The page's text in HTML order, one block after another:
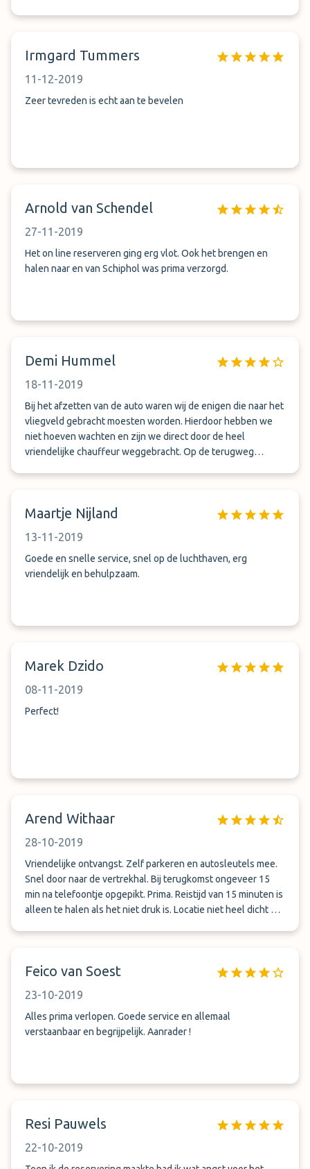
Irmgard Tummers
11-12-2019
Zeer tevreden is echt aan te bevelen
Arnold van Schendel
27-11-2019
Het on line reserveren ging erg vlot. Ook het brengen en
halen naar en van Schiphol was prima verzorgd.
Demi Hummel
18-11-2019
Bij het afzetten van de auto waren wij de enigen die naar het
vliegveld gebracht moesten worden. Hierdoor hebben we
niet hoeven wachten en zijn we direct door de heel
vriendelijke chauffeur weggebracht. Op de terugweg
vertrokken toen we al buiten stonden te wachten en
Begrijpelijk dat het best even kan duren voor men uit het
vliegtuig is en buiten staat, maar wij hebben gehaast zodat
de chauffeur niet stond te wachten en dit was uiteindelijk
Maartje Nijland
13-11-2019
Goede en snelle service, snel op de luchthaven, erg
vriendelijk en behulpzaam.
Marek Dzido
08-11-2019
Perfect!
Arend Withaar
28-10-2019
Vriendelijke ontvangst. Zelf parkeren en autosleutels mee.
Snel door naar de vertrekhal. Bij terugkomst ongeveer 15
min na telefoontje opgepikt. Prima. Reistijd van 15 minuten is
alleen te halen als het niet druk is. Locatie niet heel dicht bij
Feico van Soest
23-10-2019
Alles prima verlopen. Goede service en allemaal
verstaanbaar en begrijpelijk. Aanrader !
Resi Pauwels
22-10-2019